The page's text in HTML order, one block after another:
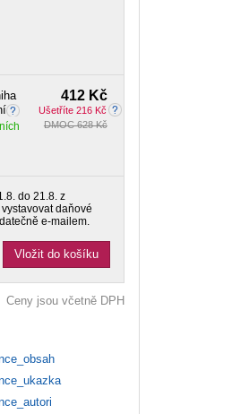
412 Kč
Ušetříte 216 Kč
DMOC 628 Kč
do 21.8. z
daňové
e-mailem.
Vložit do košíku
Ceny jsou včetně DPH